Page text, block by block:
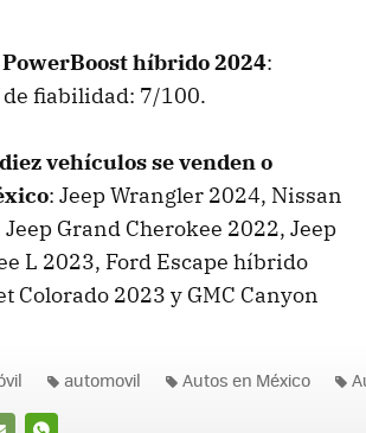
híbrido 2024:
fiabilidad: 7/100.
vehículos se venden o
: Jeep Wrangler 2024, Nissan
Grand Cherokee 2022, Jeep
L 2023, Ford Escape híbrido
Colorado 2023 y GMC Canyon
automovil Autos en México